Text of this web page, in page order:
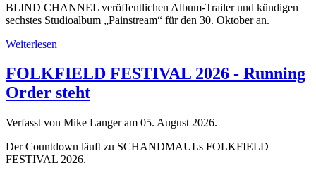
BLIND CHANNEL veröffentlichen Album-Trailer und kündigen
sechstes Studioalbum „Painstream“ für den 30. Oktober an.
Weiterlesen
FOLKFIELD FESTIVAL 2026 - Running
Order steht
Verfasst von Mike Langer am 05. August 2026.
Der Countdown läuft zu SCHANDMAULs FOLKFIELD
FESTIVAL 2026.